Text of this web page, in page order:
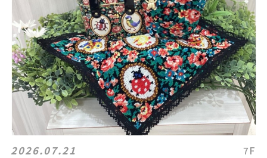
2026.07.21 7F